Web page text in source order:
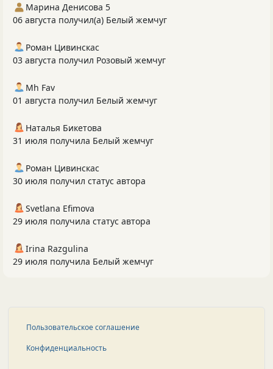
Марина Денисова 5
06 августа получил(а) Белый жемчуг
Роман Цивинскас
03 августа получил Розовый жемчуг
Mh Fav
01 августа получил Белый жемчуг
Наталья Бикетова
31 июля получила Белый жемчуг
Роман Цивинскас
30 июля получил статус автора
Svetlana Efimova
29 июля получила статус автора
Irina Razgulina
29 июля получила Белый жемчуг
Пользовательское соглашение
Конфиденциальность